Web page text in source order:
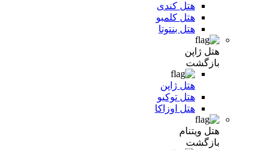
هتل کندی
هتل کلمبو
هتل بنتوتا
هتل ژاپن
بازگشت
هتل ژاپن
هتل توکیو
هتل اوزاکا
هتل ویتنام
بازگشت